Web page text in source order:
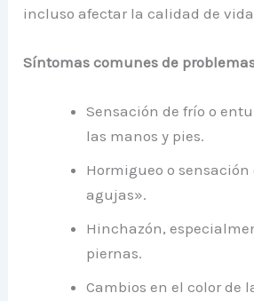
incluso afectar la calidad de
Síntomas comunes de
Sensación de frío o
las manos y pies.
Hormigueo o sensación
agujas».
Hinchazón,
piernas.
Cambios en el color de